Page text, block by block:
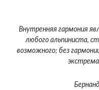
Внутренняя гармония
любого альпиниста,
возможного; без